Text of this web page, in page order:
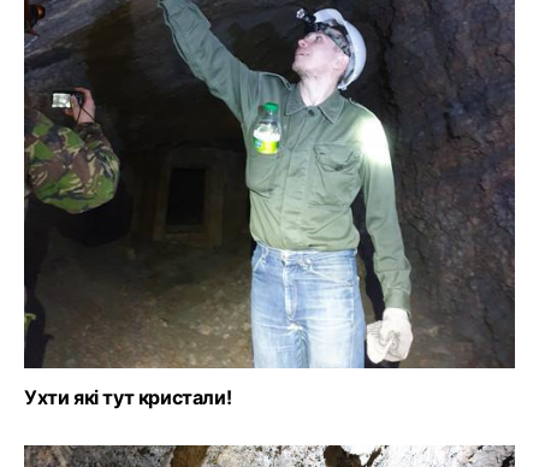
Ухти які тут кристали!